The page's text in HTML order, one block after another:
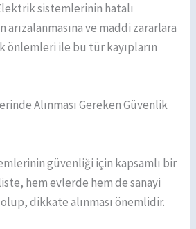
sistemlerinin hatalı
arızalanmasına ve maddi zararlara
önlemleri ile bu tür kayıpların
Alınması Gereken Güvenlik
güvenliği için kapsamlı bir
hem evlerde hem de sanayi
dikkate alınması önemlidir.